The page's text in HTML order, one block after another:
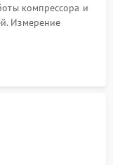
Подробнее →
компрессора и
Измерение
термостата и
дисплея.